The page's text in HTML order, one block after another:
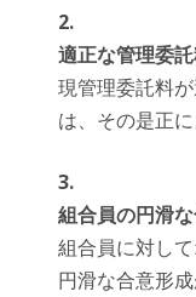
適正な管理委
現管理委託料
は、その是正
組合員の円滑
組合員に対し
円滑な合意形